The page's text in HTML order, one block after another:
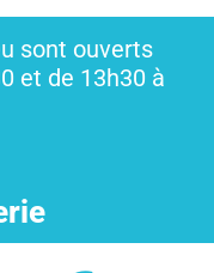
sont ouverts
et de 13h30 à